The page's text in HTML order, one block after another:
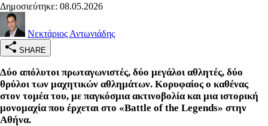
Δημοσιεύτηκε: 08.05.2026
Νεκτάριος Αντωνιάδης
SHARE
Δύο απόλυτοι πρωταγωνιστές, δύο μεγάλοι αθλητές, δύο
θρύλοι των μαχητικών αθλημάτων. Κορυφαίος ο καθένας
στον τομέα του, με παγκόσμια ακτινοβολία και μια ιστορική
μονομαχία που έρχεται στο «Battle of the Legends» στην
Αθήνα.